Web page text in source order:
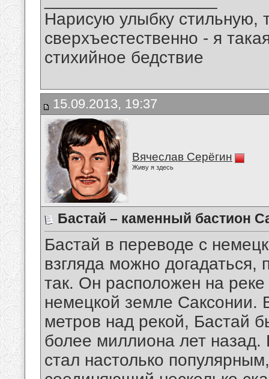
Нарисую улыбку стильную,
сверхъестественно - я
стихийное бедствие
15.09.2013, 19:37
Вячеслав Серёгин
Живу я здесь
Бастай – каменный бастион
Бастай в переводе с
взгляда можно
так. Он расположен на
немецкой земле
метров над рекой, Бастай
более миллиона лет назад.
стал настолько